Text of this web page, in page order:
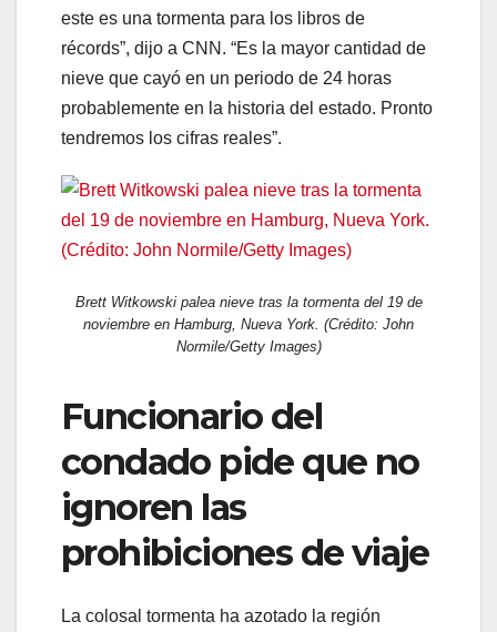
este es una tormenta para los libros de
récords”, dijo a CNN. “Es la mayor cantidad de
nieve que cayó en un periodo de 24 horas
probablemente en la historia del estado. Pronto
tendremos los cifras reales”.
Brett Witkowski palea nieve tras la tormenta del 19 de
noviembre en Hamburg, Nueva York. (Crédito: John
Normile/Getty Images)
Funcionario del
condado pide que no
ignoren las
prohibiciones de viaje
La colosal tormenta ha azotado la región